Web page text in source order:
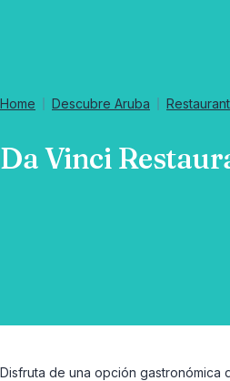
Home Descubre Aruba
Da Vinci
Disfruta de una opción gastronómica